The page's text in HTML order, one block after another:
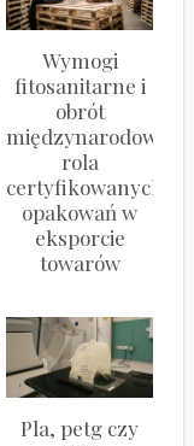
Wymogi
fitosanitarne i
obrót
międzynarodowy:
rola
certyfikowanych
opakowań w
eksporcie
towarów
Pla, petg czy